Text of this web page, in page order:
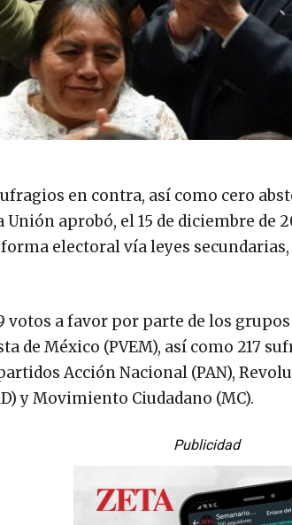
en contra, así como cero
aprobó, el 15 de diciembre de
electoral vía leyes
votos a favor por parte de los
de México (PVEM), así como 217
Acción Nacional (PAN),
y Movimiento Ciudadano (MC).
Publicidad